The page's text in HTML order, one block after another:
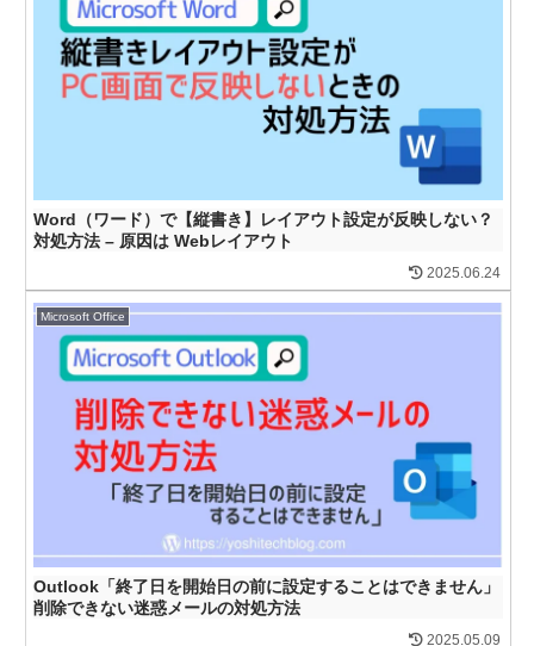
Word（ワード）で【縦書き】レイアウト設定が反映しない？
対処方法 – 原因は Webレイアウト
2025.06.24
Microsoft Office
Outlook「終了日を開始日の前に設定することはできません」
削除できない迷惑メールの対処方法
2025.05.09